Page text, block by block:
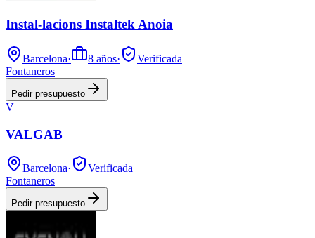
Instal-lacions Instaltek Anoia
Barcelona· 8 años·
Verificada
Fontaneros
Pedir presupuesto
V
VALGAB
Barcelona·
Verificada
Fontaneros
Pedir presupuesto